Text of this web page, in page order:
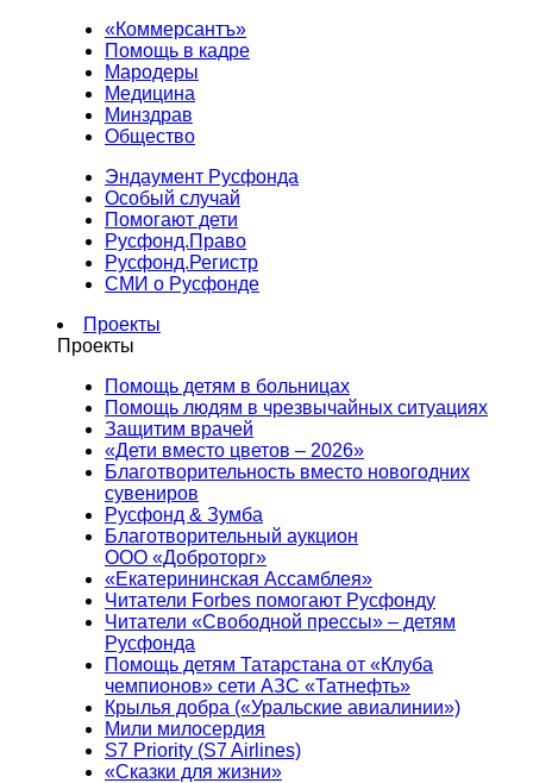
«Коммерсантъ»
Помощь в кадре
Мародеры
Медицина
Минздрав
Общество
Эндаумент Русфонда
Особый случай
Помогают дети
Русфонд.Право
Русфонд.Регистр
СМИ о Русфонде
Проекты
Проекты
Помощь детям в больницах
Помощь людям в чрезвычайных ситуациях
Защитим врачей
«Дети вместо цветов – 2026»
Благотворительность вместо новогодних
сувениров
Русфонд & Зумба
Благотворительный аукцион
ООО «Доброторг»
«Екатерининская Ассамблея»
Читатели Forbes помогают Русфонду
Читатели «Свободной прессы» – детям
Русфонда
Помощь детям Татарстана от «Клуба
чемпионов» сети АЗС «Татнефть»
Крылья добра («Уральские авиалинии»)
Мили милосердия
S7 Priority (S7 Airlines)
«Сказки для жизни»